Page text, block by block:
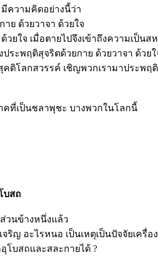
ความคิดอย่างนี้ว่า
ย ด้วยวาจา ด้วยใจ
ยใจ เมื่อตายไปจึงเข้าถึงความเป็นส
ะพฤติสุจริตด้วยกาย ด้วยวาจา ด้วยใ
คติโลกสวรรค์ เชิญพวกเรามาประพฤ
คที่เป็นชลาพุชะ บางพวกในโลกนี้
บสถ
วนข้างหนึ่งแล้ว
ญ อะไรหนอ เป็นเหตุเป็นปัจจัยเครื่อง
โบสถและสละกายได้ ?